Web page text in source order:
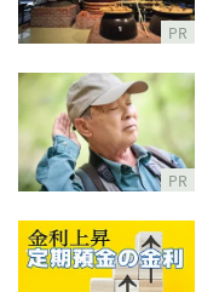
PR
PR